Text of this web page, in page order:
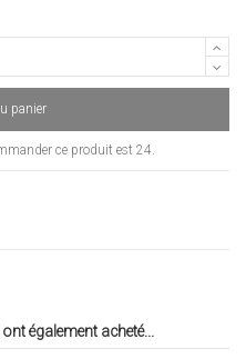
panier
ce produit est 24.
également acheté...